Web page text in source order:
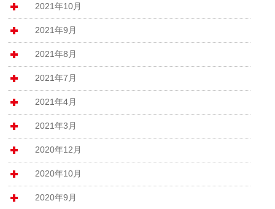
2021年10月
2021年9月
2021年8月
2021年7月
2021年4月
2021年3月
2020年12月
2020年10月
2020年9月